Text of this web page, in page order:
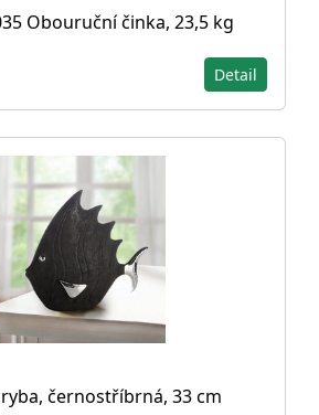
Obouruční činka, 23,5 kg
Detail
černostříbrná, 33 cm